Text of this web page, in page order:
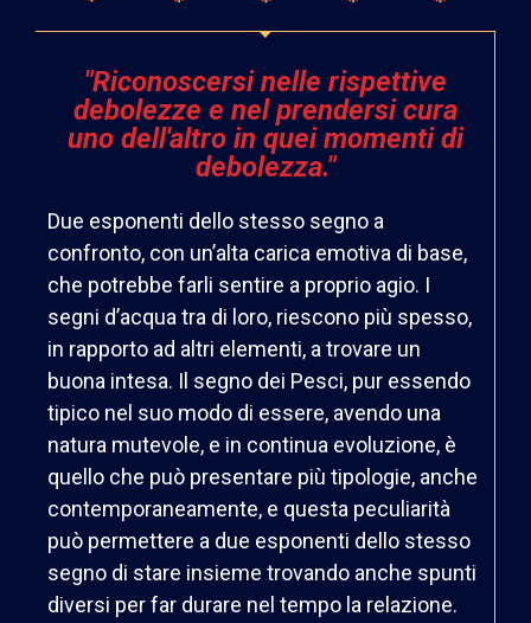
"Riconoscersi nelle rispettive
debolezze e nel prendersi cura
uno dell'altro in quei momenti di
debolezza."
Due esponenti dello stesso segno a
confronto, con un’alta carica emotiva di base,
che potrebbe farli sentire a proprio agio. I
segni d’acqua tra di loro, riescono più spesso,
in rapporto ad altri elementi, a trovare un
buona intesa. Il segno dei Pesci, pur essendo
tipico nel suo modo di essere, avendo una
natura mutevole, e in continua evoluzione, è
quello che può presentare più tipologie, anche
contemporaneamente, e questa peculiarità
può permettere a due esponenti dello stesso
segno di stare insieme trovando anche spunti
diversi per far durare nel tempo la relazione.